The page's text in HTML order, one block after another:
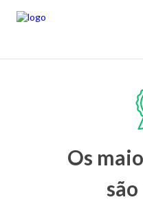
Os
são